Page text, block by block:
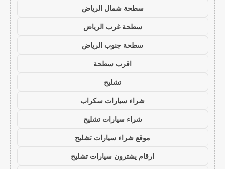
سطحة شمال الرياض
سطحة غرب الرياض
سطحة جنوب الرياض
اقرب سطحة
تشليح
شراء سيارات سكراب
شراء سيارات تشليح
موقع شراء سيارات تشليح
ارقام يشترون سيارات تشليح